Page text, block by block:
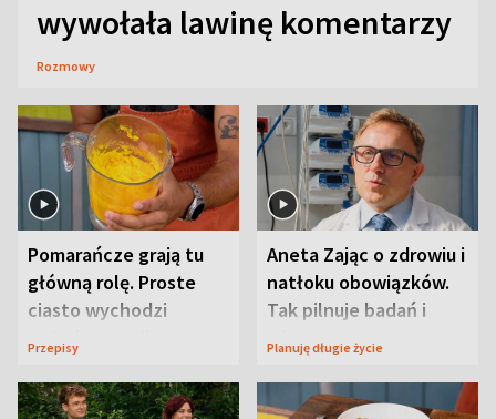
wywołała lawinę komentarzy
Rozmowy
Pomarańcze grają tu
główną rolę. Proste
ciasto wychodzi
wyjątkowo wilgotne
Przepisy
Aneta Zając o zdrowiu i
natłoku obowiązków.
Tak pilnuje badań i
wizyt
Planuję długie życie